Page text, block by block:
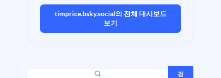
timprice.bsky.social의 전체 대시보드
보기
검